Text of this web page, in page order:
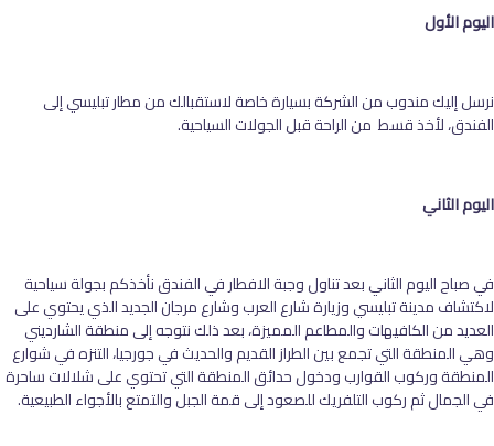
اليوم الأول
نرسل إليك مندوب من الشركة بسيارة خاصة لاستقبالك من مطار تبليسي إلى
الفندق، لأخذ قسط من الراحة قبل الجولات السياحية.
اليوم الثاني
في صباح اليوم الثاني بعد تناول وجبة الافطار في الفندق نأخذكم بجولة سياحية
لاكتشاف مدينة تبليسي وزيارة شارع العرب وشارع مرجان الجديد الذي يحتوي على
العديد من الكافيهات والمطاعم المميزة، بعد ذلك نتوجه إلى منطقة الشارديني
وهي المنطقة التي تجمع بين الطراز القديم والحديث في جورجيا، التنزه في شوارع
المنطقة وركوب القوارب ودخول حدائق المنطقة التي تحتوي على شلالات ساحرة
في الجمال ثم ركوب التلفريك للصعود إلى قمة الجبل والتمتع بالأجواء الطبيعية.